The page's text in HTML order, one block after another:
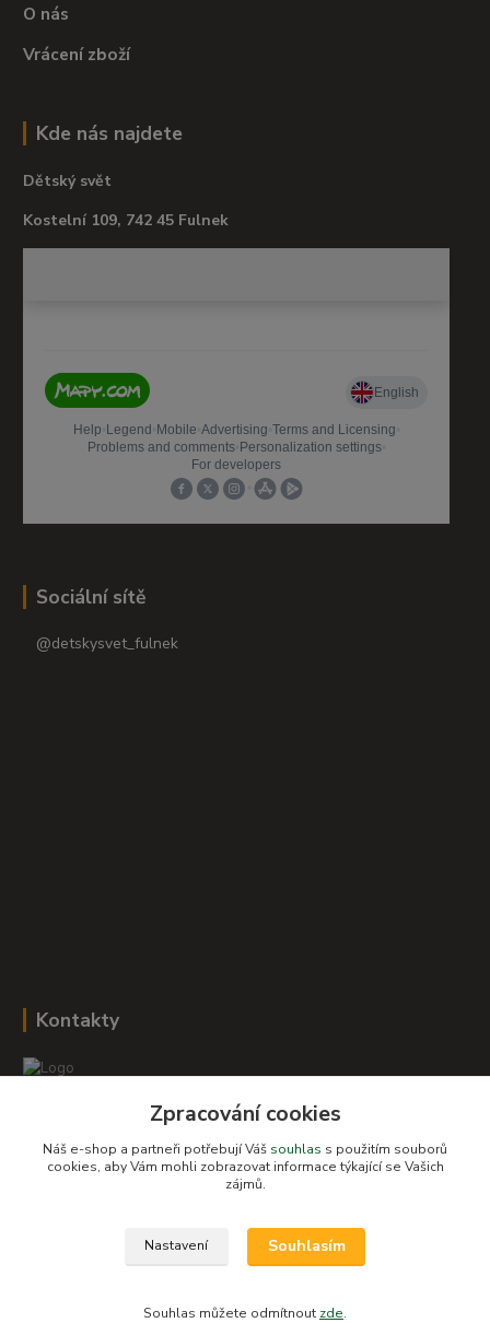
O nás
Vrácení zboží
Kde nás najdete
Dětský svět
Kostelní 109, 742 45 Fulnek
Sociální sítě
@detskysvet_fulnek
Kontakty
+420 604 278 943
obchod-detskysvet@seznam.cz
Zpracování cookies
Náš e-shop a partneři potřebují Váš souhlas s použitím souborů
cookies, aby Vám mohli zobrazovat informace týkající se Vašich
zájmů.
Nastavení Souhlasím
Souhlas můžete odmítnout zde.